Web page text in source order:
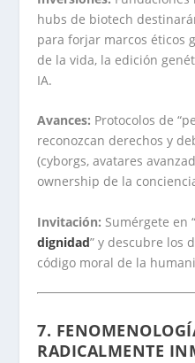
hubs de biotech
para forjar marcos éticos
de la vida, la edición
IA.
Avances: Protocolos de
reconozcan derechos y
(cyborgs, avatares
ownership de la
Invitación: Sumérgete en “
dignidad” y descubre los
código moral de la
7.
RADICALMENTE